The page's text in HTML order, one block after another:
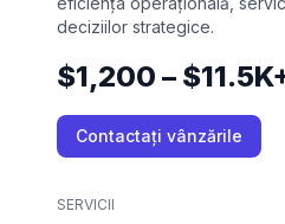
deciziilor strategice.
$1,200 –
Contactați vânzările
SERVICII